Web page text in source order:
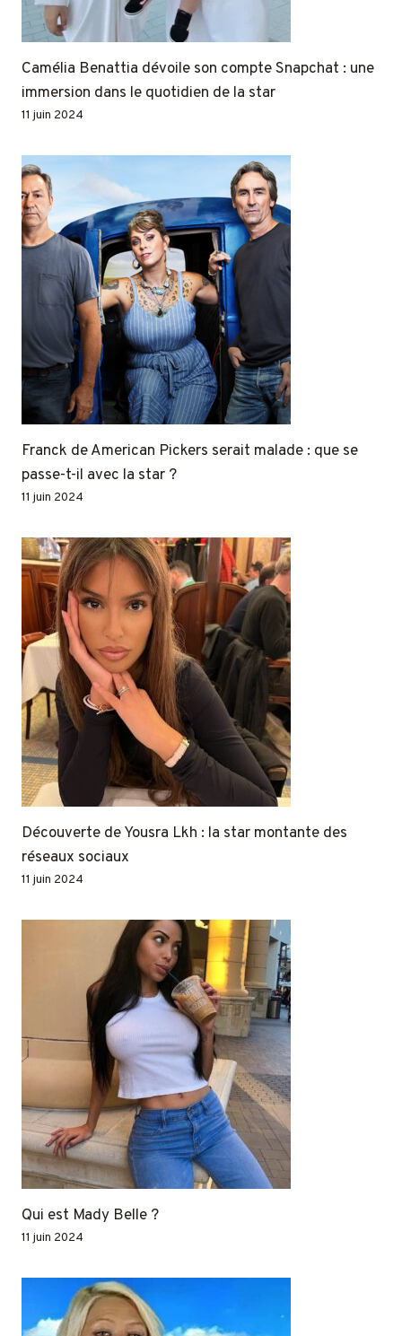
Camélia Benattia dévoile son compte Snapchat : une
immersion dans le quotidien de la star
11 juin 2024
Franck de American Pickers serait malade : que se
passe-t-il avec la star ?
11 juin 2024
Découverte de Yousra Lkh : la star montante des
réseaux sociaux
11 juin 2024
Qui est Mady Belle ?
11 juin 2024